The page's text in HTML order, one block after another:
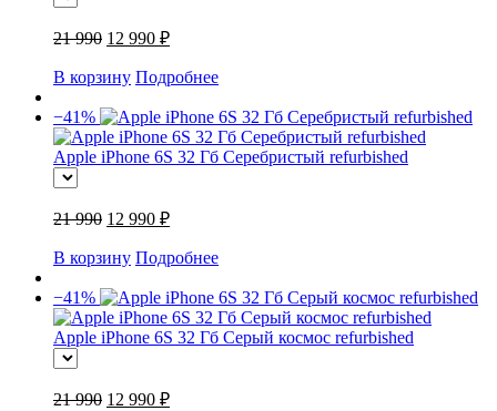
21 990 12 990 ₽
В корзину Подробнее
−41%
Apple iPhone 6S 32 Гб Серебристый refurbished
21 990 12 990 ₽
В корзину Подробнее
−41%
Apple iPhone 6S 32 Гб Серый космос refurbished
21 990 12 990 ₽